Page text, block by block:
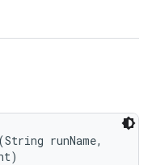
runName,